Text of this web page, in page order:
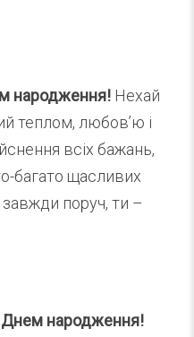
народження! Нехай
теплом, любов’ю і
всіх бажань,
багато щасливих
поруч, ти –
Днем народження!